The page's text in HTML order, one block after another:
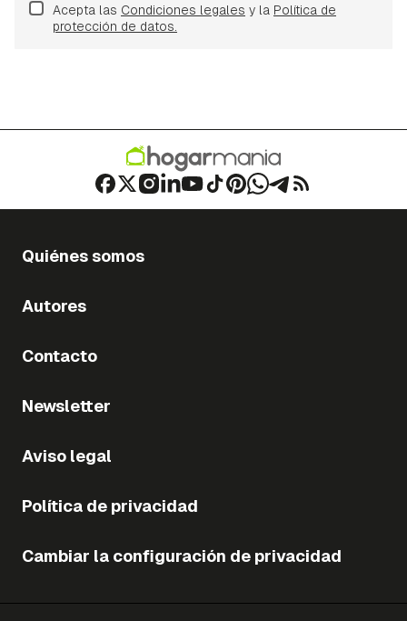
Acepta las Condiciones legales y la Política de
protección de datos.
Quiénes somos
Autores
Contacto
Newsletter
Aviso legal
Política de privacidad
Cambiar la configuración de privacidad